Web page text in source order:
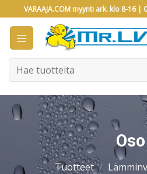
to
content
VARAAJA.COM myynti ark. klo 8-16 |
Etsi:
Oso
Tuotteet /